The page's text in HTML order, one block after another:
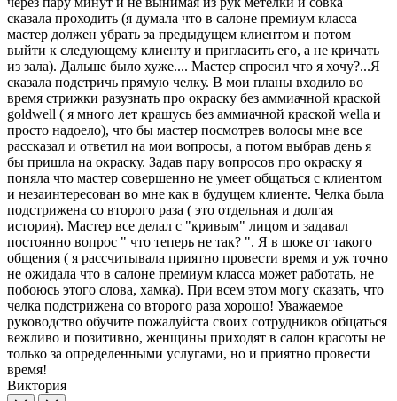
сказала проходить (я думала что в салоне премиум класса
мастер должен убрать за предыдущем клиентом и потом
выйти к следующему клиенту и пригласить его, а не кричать
из зала). Дальше было хуже.... Мастер спросил что я хочу?...Я
сказала подстричь прямую челку. В мои планы входило во
время стрижки разузнать про окраску без аммиачной краской
goldwell ( я много лет крашусь без аммиачной краской wella и
просто надоело), что бы мастер посмотрев волосы мне все
рассказал и ответил на мои вопросы, а потом выбрав день я
бы пришла на окраску. Задав пару вопросов про окраску я
поняла что мастер совершенно не умеет общаться с клиентом
и незаинтересован во мне как в будущем клиенте. Челка была
подстрижена со второго раза ( это отдельная и долгая
история). Мастер все делал с "кривым" лицом и задавал
постоянно вопрос " что теперь не так? ". Я в шоке от такого
общения ( я рассчитывала приятно провести время и уж точно
не ожидала что в салоне премиум класса может работать, не
побоюсь этого слова, хамка). При всем этом могу сказать, что
челка подстрижена со второго раза хорошо! Уважаемое
руководство обучите пожалуйста своих сотрудников общаться
вежливо и позитивно, женщины приходят в салон красоты не
только за определенными услугами, но и приятно провести
время!
Виктория